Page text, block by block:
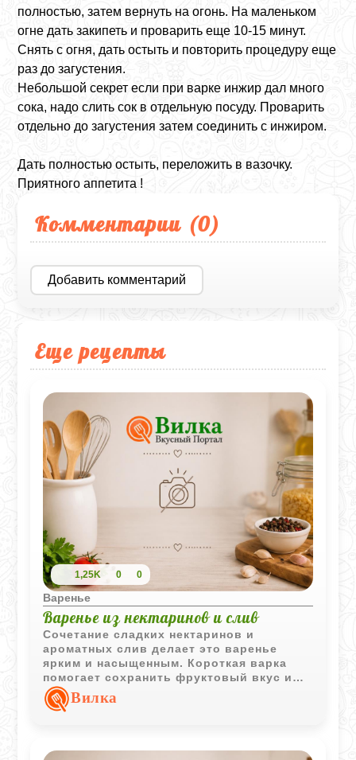
полностью, затем вернуть на огонь. На маленьком
огне дать закипеть и проварить еще 10-15 минут.
Снять с огня, дать остыть и повторить процедуру еще
раз до загустения.
Небольшой секрет если при варке инжир дал много
сока, надо слить сок в отдельную посуду. Проварить
отдельно до загустения затем соединить с инжиром.
Дать полностью остыть, переложить в вазочку.
Приятного аппетита !
Комментарии (0)
Добавить комментарий
Еще рецепты
1,25K 0 0
Варенье
Варенье из нектаринов и слив
Сочетание сладких нектаринов и
ароматных слив делает это варенье
ярким и насыщенным. Короткая варка
помогает сохранить фруктовый вкус и
приятную текстуру кусочков.
Вилка